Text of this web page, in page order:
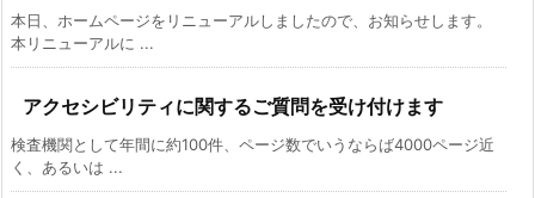
本日、ホームページをリニューアルしましたので、お知らせします。
本リニューアルに ...
アクセシビリティに関するご質問を受け付けます
検査機関として年間に約100件、ページ数でいうならば4000ページ近
く、あるいは ...